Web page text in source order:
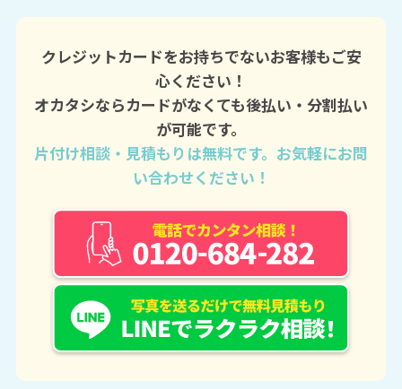
クレジットカードをお持ちでないお客様もご安
心ください！
オカタシならカードがなくても後払い・分割払い
が可能です。
片付け相談・見積もりは無料です。お気軽にお問
い合わせください！